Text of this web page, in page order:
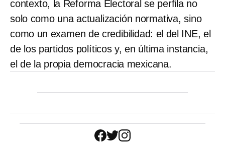
contexto, la Reforma Electoral se perfila no
solo como una actualización normativa, sino
como un examen de credibilidad: el del INE, el
de los partidos políticos y, en última instancia,
el de la propia democracia mexicana.